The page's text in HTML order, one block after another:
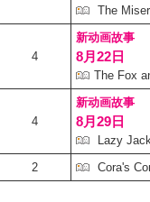
The
4
新动画故事
8月22日
The Fox
4
新动画故事
8月29日
Lazy
2 Cora's